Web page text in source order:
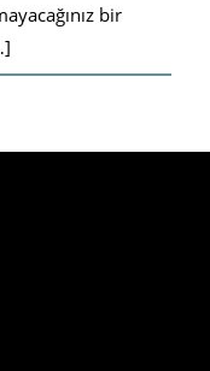
bir